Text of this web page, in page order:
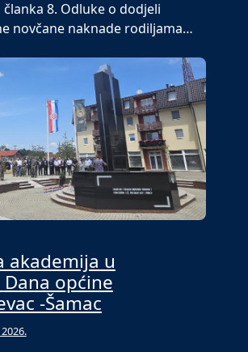
8. Odluke o dodjeli
novčane naknade rodiljama…
akademija u
općine
-Šamac